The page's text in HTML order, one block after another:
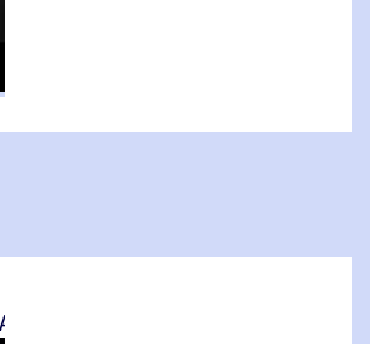
New Threat
ΒΗΜΑΤΑ - final